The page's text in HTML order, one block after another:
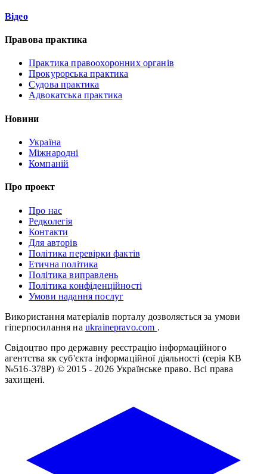
Відео
Правова практика
Практика правоохоронних органів
Прокурорська практика
Судова практика
Адвокатська практика
Новини
Україна
Міжнародні
Компаній
Про проект
Про нас
Редколегія
Контакти
Для авторів
Політика перевірки фактів
Етична політика
Політика виправлень
Політика конфіденційності
Умови надання послуг
Використання матеріалів порталу дозволяється за умови
гіперпосилання на ukrainepravo.com .
Свідоцтво про державну реєстрацію інформаційного
агентства як суб'єкта інформаційної діяльності (серія КВ
№516-378Р) © 2015 - 2026 Українське право. Всі права
захищені.